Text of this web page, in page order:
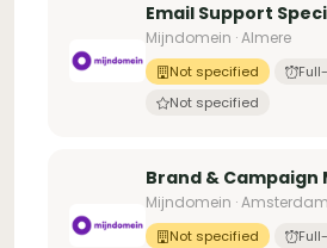
Email Support
Mijndomein · Almere
Not specified
Not specified
Brand &
Mijndomein · Amsterdam
Not specified